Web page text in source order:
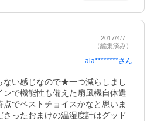
2017/4/7
（編集済み）
ala********さん
ない感じなので★一つ減らしまし
ンで機能性も備えた扇風機自体選
でベストチョイスかなと思いま
ったおまけの温湿度計はグッド